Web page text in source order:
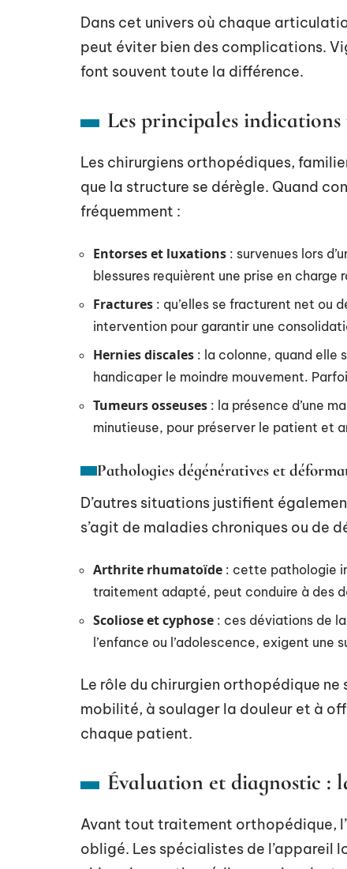
Dans cet univers où chaque
peut éviter bien des complications.
font souvent toute la différence.
Les principales
Les chirurgiens orthopédiques,
que la structure se dérègle. Quand
fréquemment :
Entorses et luxations : survenues lors
blessures requièrent une prise en
Fractures : qu’elles se fracturent net ou
intervention pour garantir une
Hernies discales : la colonne, quand elle
handicaper le moindre mouvement.
Tumeurs osseuses : la présence d’une
minutieuse, pour préserver le patient et
Pathologies dégénératives et
D’autres situations justifient
s’agit de maladies chroniques ou de
Arthrite rhumatoïde : cette pathologie
traitement adapté, peut conduire à des
Scoliose et cyphose : ces déviations de
l’enfance ou l’adolescence, exigent
Le rôle du chirurgien orthopédique
mobilité, à soulager la douleur et à
chaque patient.
Évaluation et diagnostic :
Avant tout traitement orthopédique,
obligé. Les spécialistes de l’appareil